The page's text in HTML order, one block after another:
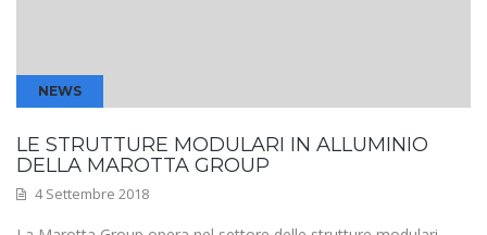
NEWS
LE STRUTTURE MODULARI IN ALLUMINIO
DELLA MAROTTA GROUP
4 Settembre 2018